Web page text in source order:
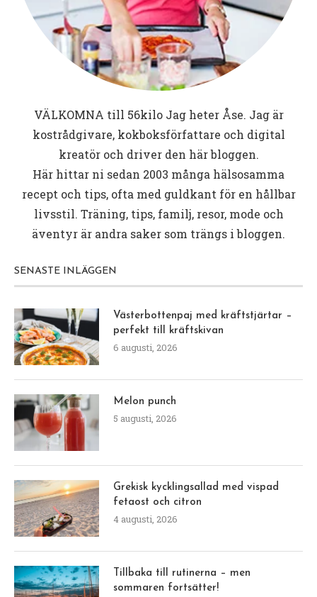
VÄLKOMNA till 56kiloJag heter Åse. Jag är
kostrådgivare, kokboksförfattare och digital
kreatör och driver den här bloggen.
Här hittar ni sedan 2003 många hälsosamma
recept och tips, ofta med guldkant för en hållbar
livsstil. Träning, tips, familj, resor, mode och
äventyr är andra saker som trängs i bloggen.
SENASTE INLÄGGEN
Västerbottenpaj med kräftstjärtar –
perfekt till kräftskivan
6 augusti, 2026
Melon punch
5 augusti, 2026
Grekisk kycklingsallad med vispad
fetaost och citron
4 augusti, 2026
Tillbaka till rutinerna – men
sommaren fortsätter!